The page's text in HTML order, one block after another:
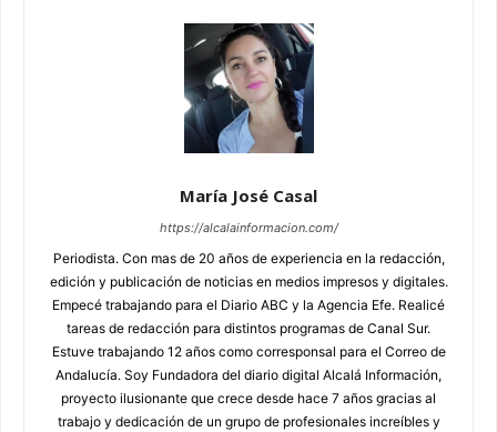
María José Casal
https://alcalainformacion.com/
Periodista. Con mas de 20 años de experiencia en la redacción,
edición y publicación de noticias en medios impresos y digitales.
Empecé trabajando para el Diario ABC y la Agencia Efe. Realicé
tareas de redacción para distintos programas de Canal Sur.
Estuve trabajando 12 años como corresponsal para el Correo de
Andalucía. Soy Fundadora del diario digital Alcalá Información,
proyecto ilusionante que crece desde hace 7 años gracias al
trabajo y dedicación de un grupo de profesionales increíbles y